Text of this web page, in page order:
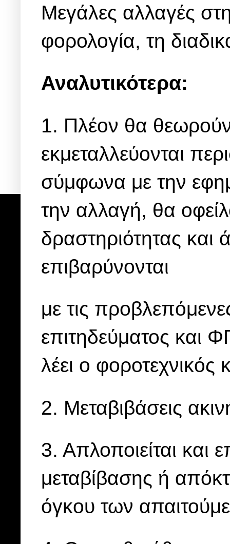
Μεγάλες αλλαγές
φορολογία, τη
Αναλυτικότερα:
1. Πλέον θα
εκμεταλλεύονται
σύμφωνα με την
την αλλαγή, θα
δραστηριότητας και
επιβαρύνονται
με τις
επιτηδεύματος και
λέει ο
2. Μεταβιβάσεις
3. Απλοποιείται και
μεταβίβασης ή
όγκου των